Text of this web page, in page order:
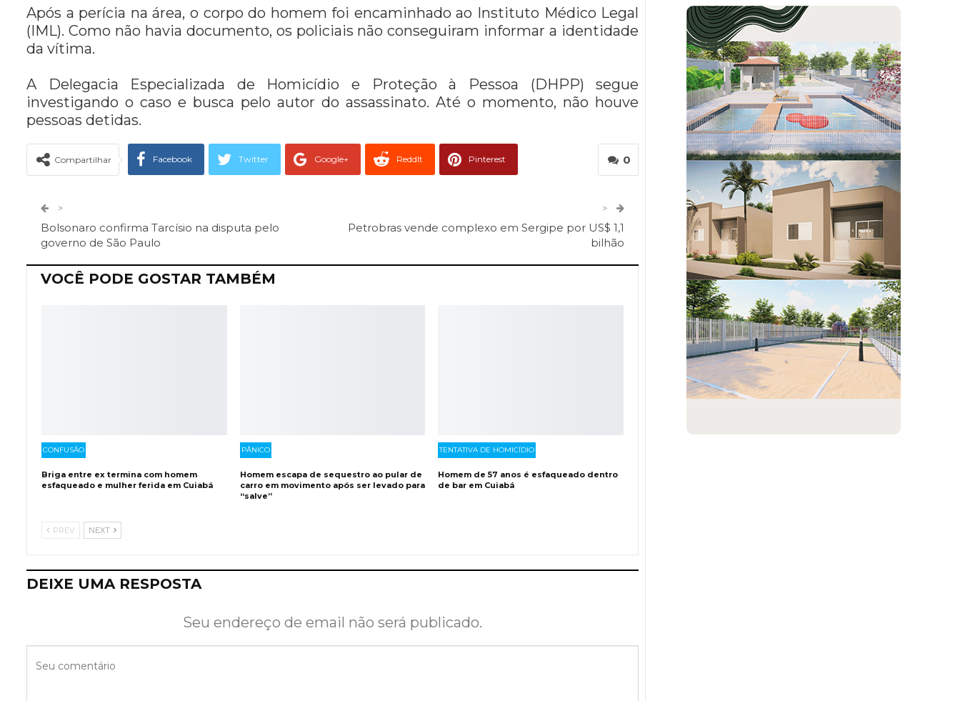
Após a perícia na área, o corpo do homem foi encaminhado ao Instituto Médico Legal
(IML). Como não havia documento, os policiais não conseguiram informar a identidade
da vítima.
A Delegacia Especializada de Homicídio e Proteção à Pessoa (DHPP) segue
investigando o caso e busca pelo autor do assassinato. Até o momento, não houve
pessoas detidas.
0
Compartilhar Facebook Twitter Google+ ReddIt Pinterest
>
Bolsonaro confirma Tarcísio na disputa pelo
governo de São Paulo
>
Petrobras vende complexo em Sergipe por US$ 1,1
bilhão
VOCÊ PODE GOSTAR TAMBÉM
CONFUSÃO
Briga entre ex termina com homem
esfaqueado e mulher ferida em Cuiabá
PÂNICO
Homem escapa de sequestro ao pular de
carro em movimento após ser levado para
“salve”
TENTATIVA DE HOMICÍDIO
Homem de 57 anos é esfaqueado dentro
de bar em Cuiabá
PREV NEXT
DEIXE UMA RESPOSTA
Seu endereço de email não será publicado.